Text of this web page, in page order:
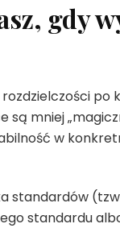
gdy
rozdzielczości
mniej
w
standardów
standardu